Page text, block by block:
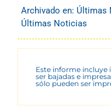
Archivado en: Últimas
Últimas Noticias
Este informe incluye
ser bajadas e
sólo pueden ser